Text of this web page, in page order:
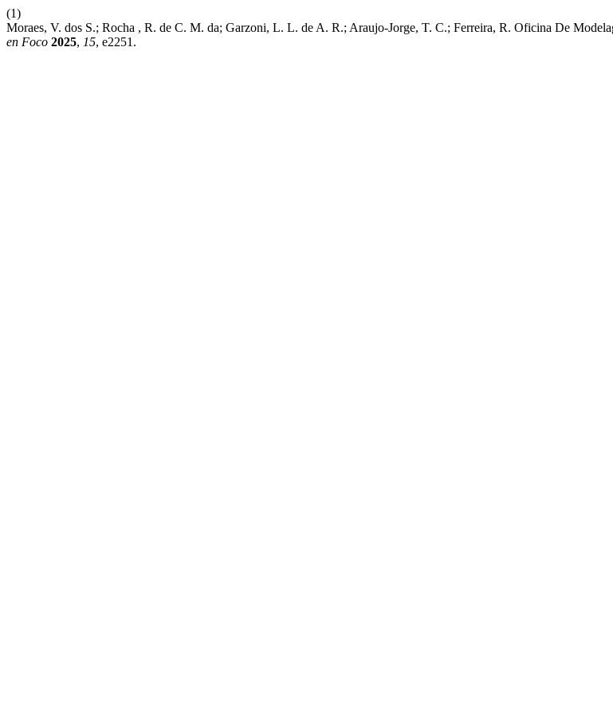
(1)
Moraes, V. dos S.; Rocha , R. de C. M. da; Garzoni, L. L. de A. R.; Araujo-Jorge, T. C.; Ferreira, R. Oficina De
en Foco 2025, 15, e2251.